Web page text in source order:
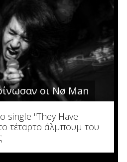
οι Nø Man
single "They Have
τέταρτο άλμπουμ του